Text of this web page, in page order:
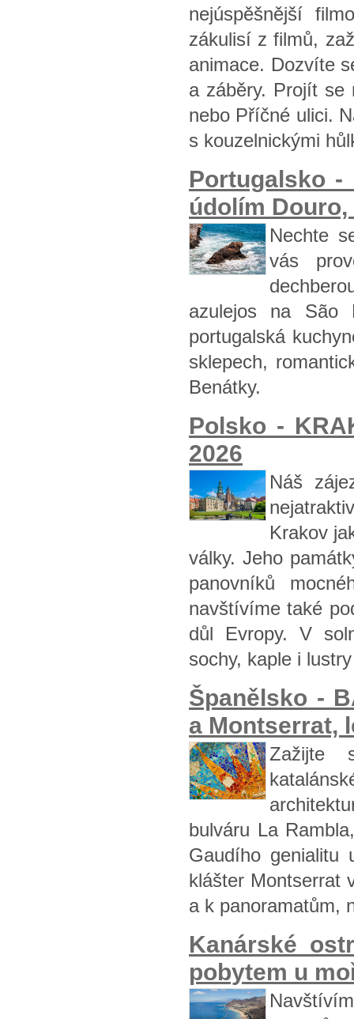
nejúspěšnější
zákulisí z filmů,
animace. Dozvíte
a záběry. Projít se
nebo Příčné ulici.
s kouzelnickými
Portugalsko -
údolím
Nechte
vás
azulejos na São
portugalská
sklepech,
Benátky.
Polsko -
2026
Náš
Krakov
války. Jeho
panovníků
navštívíme také
důl Evropy. V
sochy, kaple i
Španělsko -
a Montserrat,
Zažijte
bulváru La
Gaudího genialitu
klášter Montserrat
a k panoramatům,
Kanárské
pobytem u